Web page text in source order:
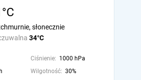
34°C
słonecznie
Ciśnienie: 1000 hPa
Wilgotność: 30%